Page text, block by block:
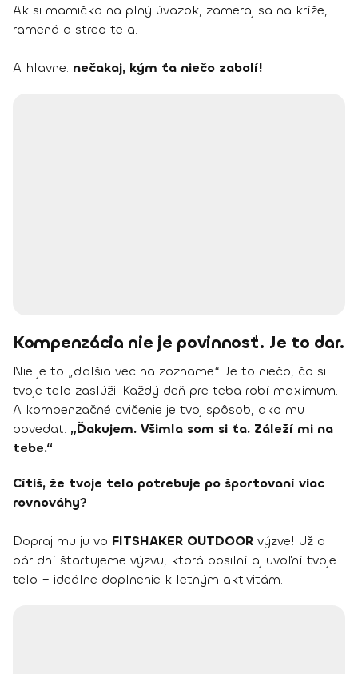
Ak si mamička na plný úväzok, zameraj sa na kríže,
ramená a stred tela.
A hlavne: nečakaj, kým ťa niečo zabolí!
Kompenzácia nie je povinnosť. Je to dar.
Nie je to „ďalšia vec na zozname“. Je to niečo, čo si
tvoje telo zaslúži. Každý deň pre teba robí maximum.
A kompenzačné cvičenie je tvoj spôsob, ako mu
povedať: „Ďakujem. Všimla som si ťa. Záleží mi na
tebe.“
Cítiš, že tvoje telo potrebuje po športovaní viac
rovnováhy?
Dopraj mu ju vo FITSHAKER OUTDOOR výzve! Už o
pár dní štartujeme výzvu, ktorá posilní aj uvoľní tvoje
telo – ideálne doplnenie k letným aktivitám.